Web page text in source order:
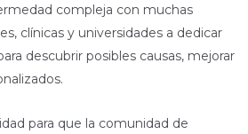
compleja con muchas
clínicas y universidades a dedicar
descubrir posibles causas, mejorar
para que la comunidad de